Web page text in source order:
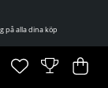
på alla dina köp
Önskelista
Antal i
. .